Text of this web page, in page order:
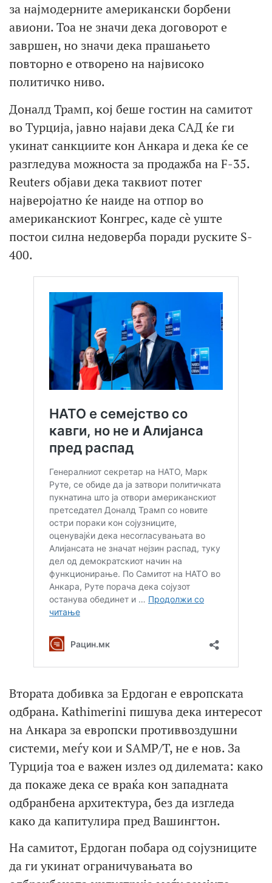
за најмодерните американски борбени
авиони. Тоа не значи дека договорот е
завршен, но значи дека прашањето
повторно е отворено на највисоко
политичко ниво.
Доналд Трамп, кој беше гостин на самитот
во Турција, јавно најави дека САД ќе ги
укинат санкциите кон Анкара и дека ќе се
разгледува можноста за продажба на F-35.
Reuters објави дека таквиот потег
најверојатно ќе наиде на отпор во
американскиот Конгрес, каде сè уште
постои силна недоверба поради руските S-
400.
Втората добивка за Ердоган е европската
одбрана. Kathimerini пишува дека интересот
на Анкара за европски противвоздушни
системи, меѓу кои и SAMP/T, не е нов. За
Турција тоа е важен излез од дилемата: како
да покаже дека се враќа кон западната
одбранбена архитектура, без да изгледа
како да капитулира пред Вашингтон.
На самитот, Ердоган побара од сојузниците
да ги укинат ограничувањата во